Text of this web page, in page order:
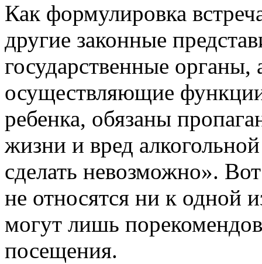
Как формулировка
другие законные
государственные органы,
осуществляющие
ребенка, обязаны
жизни и вред
сделать невозможно».
не относятся ни к одной
могут лишь
посещения.